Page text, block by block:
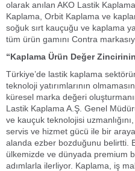
olarak anılan AKO Lastik
Kaplama, Orbit Kaplama ve
soğuk sırt kauçuğu ve kaplama
tüm ürün gamını Contra
“Kaplama Ürün Değer
Türkiye’de lastik kaplama
teknoloji yatırımlarının
küresel marka değeri
Lastik Kaplama A.Ş. Genel
ve kauçuk teknolojisi
servis ve hizmet gücü ile bir
alanda ezber bozduğunu belirtti.
ülkemizde ve dünyada premium
adımlarla ilerliyor. Kaplama, iş